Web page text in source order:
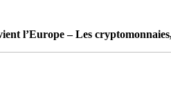
l’Europe – Les